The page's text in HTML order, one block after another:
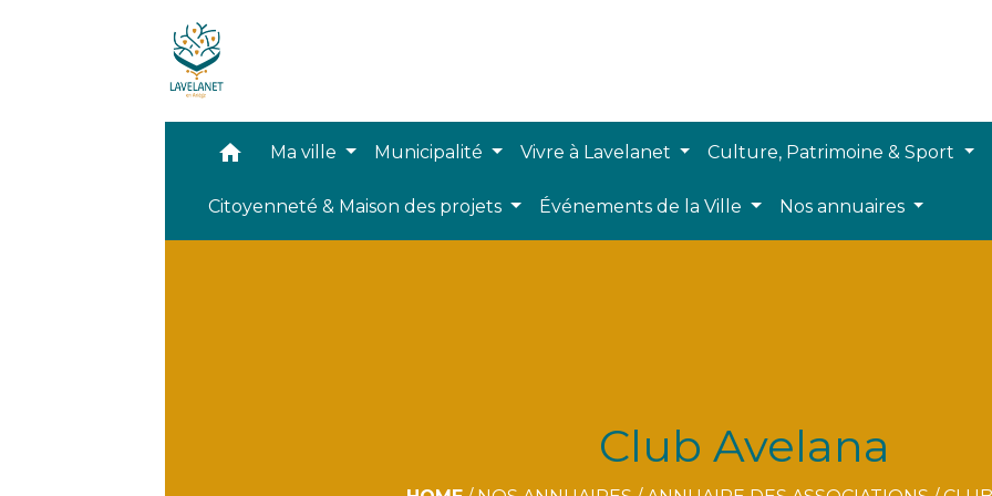
home Ma ville Municipalité Vivre à Lavelanet Culture, Patrimoine & Sport
Citoyenneté & Maison des projets Événements de la Ville Nos annuaires
Club Avelana